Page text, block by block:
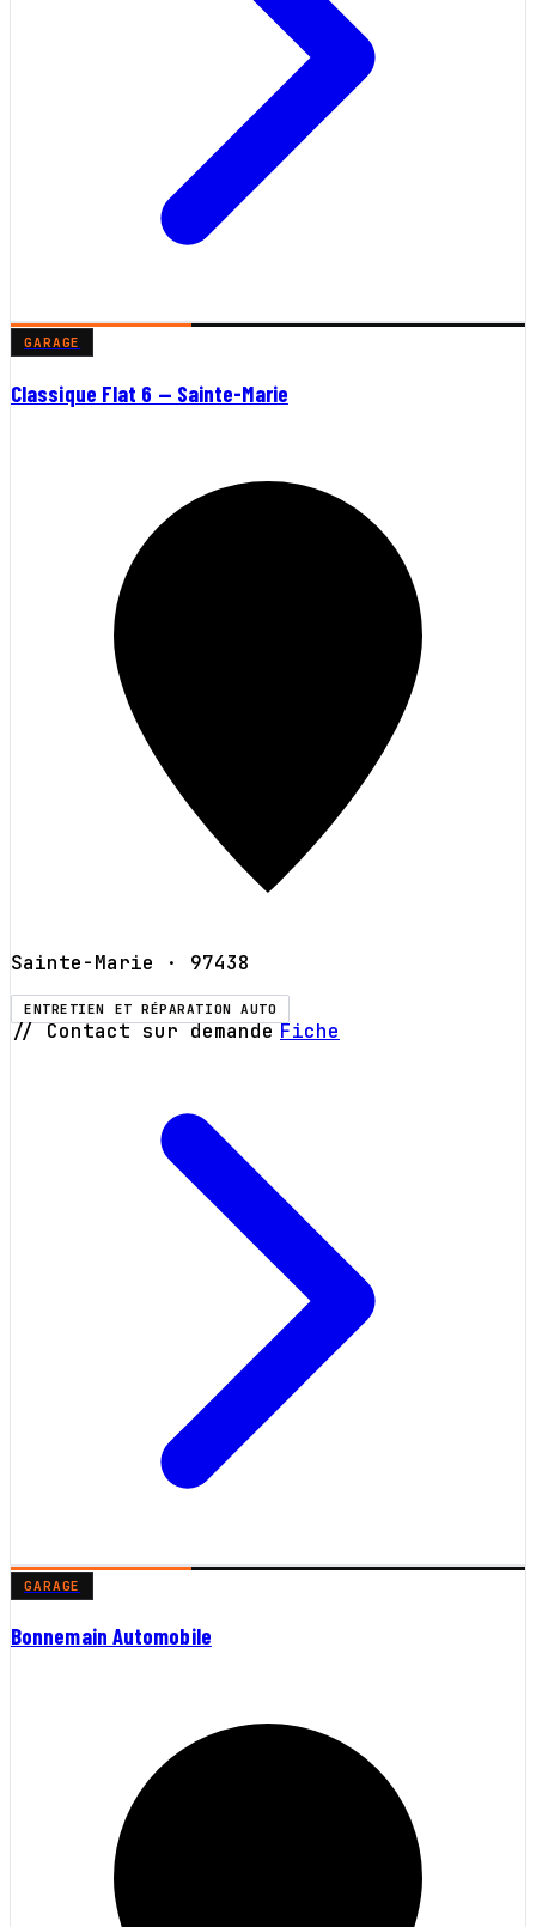
GARAGE
Classique Flat 6 — Sainte-Marie
Sainte-Marie · 97438
ENTRETIEN ET RÉPARATION AUTO
// Contact sur demande Fiche
GARAGE
Bonnemain Automobile